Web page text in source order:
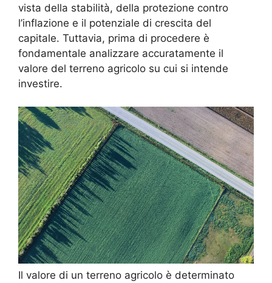
vista della stabilità, della protezione contro
l’inflazione e il potenziale di crescita del
capitale. Tuttavia, prima di procedere è
fondamentale analizzare accuratamente il
valore del terreno agricolo su cui si intende
investire.
Il valore di un terreno agricolo è determinato